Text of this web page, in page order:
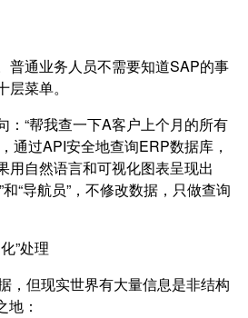
普通业务人员不需要知道SAP的事
菜单。
：“帮我查一下A客户上个月的所有
通过API安全地查询ERP数据库，
用自然语言和可视化图表呈现出
“导航员”，不修改数据，只做查询
”处理
，但现实世界有大量信息是非结构
：